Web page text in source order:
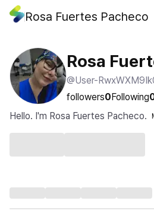
Rosa Fuertes Pacheco
Rosa
@User-
followers0Following
Hello. I'm Rosa Fuertes Pacheco.